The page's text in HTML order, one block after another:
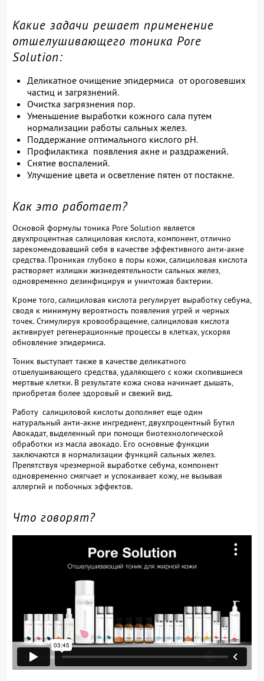
Какие задачи решает применение
отшелушивающего тоника Pore
Solution:
Деликатное очищение эпидермиса от ороговевших
частиц и загрязнений.
Очистка загрязнения пор.
Уменьшение выработки кожного сала путем
нормализации работы сальных желез.
Поддержание оптимального кислого рН.
Профилактика появления акне и раздражений.
Снятие воспалений.
Улучшение цвета и осветление пятен от постакне.
Как это работает?
Основой формулы тоника Pore Solution является
двухпроцентная салициловая кислота, компонент, отлично
зарекомендовавший себя в качестве эффективного анти-акне
средства. Проникая глубоко в поры кожи, салициловая кислота
растворяет излишки жизнедеятельности сальных желез,
одновременно дезинфицируя и уничтожая бактерии.
Кроме того, салициловая кислота регулирует выработку себума,
сводя к минимуму вероятность появления угрей и черных
точек. Стимулируя кровообращение, салициловая кислота
активирует регенерационные процессы в клетках, ускоряя
обновление эпидермиса.
Тоник выступает также в качестве деликатного
отшелушивающего средства, удаляющего с кожи скопившиеся
мертвые клетки. В результате кожа снова начинает дышать,
приобретая более здоровый и свежий вид.
Работу салициловой кислоты дополняет еще один
натуральный анти-акне ингредиент, двухпроцентный Бутил
Авокадат, выделенный при помощи биотехнологической
обработки из масла авокадо. Его основные функции
заключаются в нормализации функций сальных желез.
Препятствуя чрезмерной выработке себума, компонент
одновременно смягчает и успокаивает кожу, не вызывая
аллергий и побочных эффектов.
Что говорят?